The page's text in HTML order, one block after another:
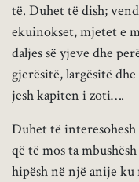
të. Duhet të dish;
ekuinokset, mjetet e
daljes së yjeve dhe
gjerësitë, largësitë
jesh kapiten i zoti….
Duhet të
që të mos ta
hipësh në një anije ku